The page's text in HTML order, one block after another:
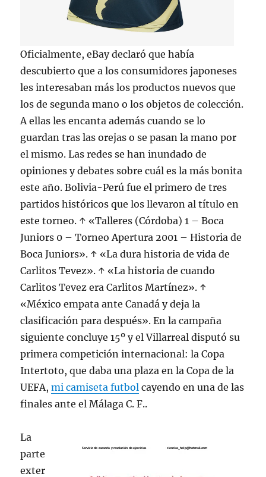
Oficialmente, eBay declaró que había
descubierto que a los consumidores japoneses
les interesaban más los productos nuevos que
los de segunda mano o los objetos de colección.
A ellas les encanta además cuando se lo
guardan tras las orejas o se pasan la mano por
el mismo. Las redes se han inundado de
opiniones y debates sobre cuál es la más bonita
este año. Bolivia-Perú fue el primero de tres
partidos históricos que los llevaron al título en
este torneo. ↑ «Talleres (Córdoba) 1 – Boca
Juniors 0 – Torneo Apertura 2001 – Historia de
Boca Juniors». ↑ «La dura historia de vida de
Carlitos Tevez». ↑ «La historia de cuando
Carlitos Tevez era Carlitos Martínez». ↑
«México empata ante Canadá y deja la
clasificación para después». En la campaña
siguiente concluye 15º y el Villarreal disputó su
primera competición internacional: la Copa
Intertoto, que daba una plaza en la Copa de la
UEFA,mi camiseta futbol cayendo en una de las
finales ante el Málaga C. F..
La
parte
exter